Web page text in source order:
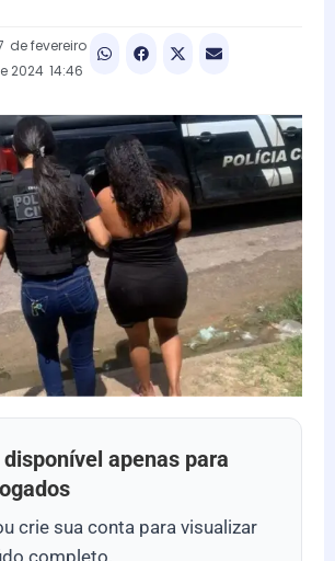
defevereiro
2024 14:46
apenas para
crie sua conta para visualizar